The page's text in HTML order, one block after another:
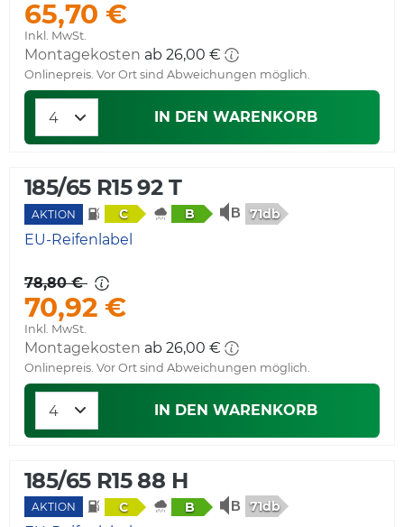
65,70 €
Inkl. MwSt.
Montagekosten ab 26,00 €
Onlinepreis. Vor Ort sind Abweichungen möglich.
IN DEN WARENKORB
185/65 R15 92 T
AKTION C B 71db
EU-Reifenlabel
78,80 €
70,92 €
Inkl. MwSt.
Montagekosten ab 26,00 €
Onlinepreis. Vor Ort sind Abweichungen möglich.
IN DEN WARENKORB
185/65 R15 88 H
AKTION C B 71db